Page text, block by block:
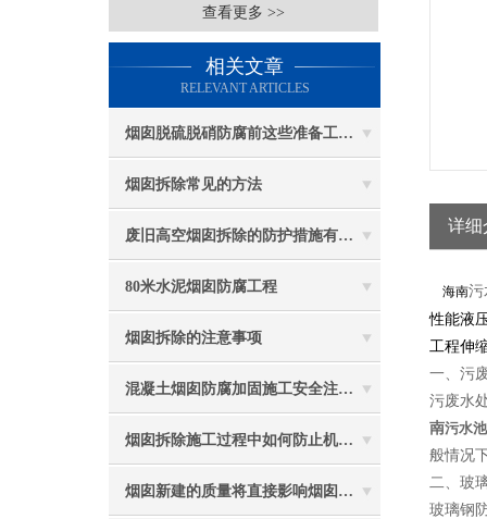
查看更多 >>
相关文章
RELEVANT ARTICLES
烟囱脱硫脱硝防腐前这些准备工作要做到位
烟囱拆除常见的方法
废旧高空烟囱拆除的防护措施有哪些？
80米水泥烟囱防腐工程
烟囱拆除的注意事项
混凝土烟囱防腐加固施工安全注意事项
烟囱拆除施工过程中如何防止机械伤害
烟囱新建的质量将直接影响烟囱防腐工程的难度
详细
海南污
性能液
工程伸
一、污
污废水
南污水
般情况
二、玻
玻璃钢